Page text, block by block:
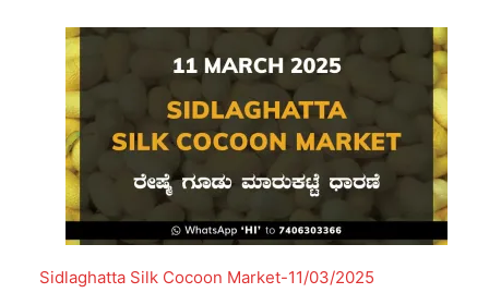
Sidlaghatta Silk Cocoon Market-11/03/2025